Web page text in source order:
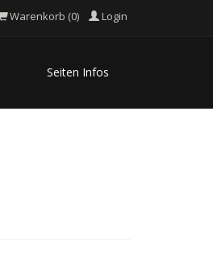
Warenkorb (0) Login
Seiten Infos